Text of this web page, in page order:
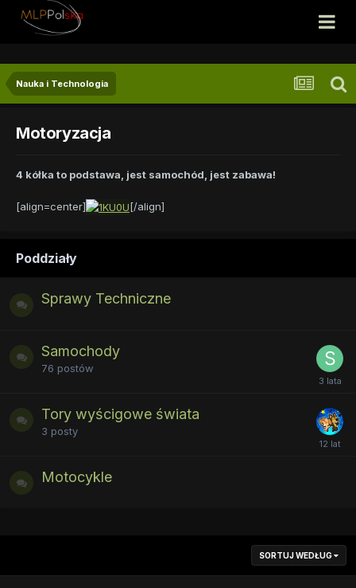
Nauka i Technologia
Motoryzacja
4 kółka to podstawa, jest samochód, jest zabawa!
[align=center] [/align]
Poddziały
Sprawy Techniczne
Samochody
76 postów
Tory wyścigowe świata
3 posty
Motocykle
SORTUJ WEDŁUG